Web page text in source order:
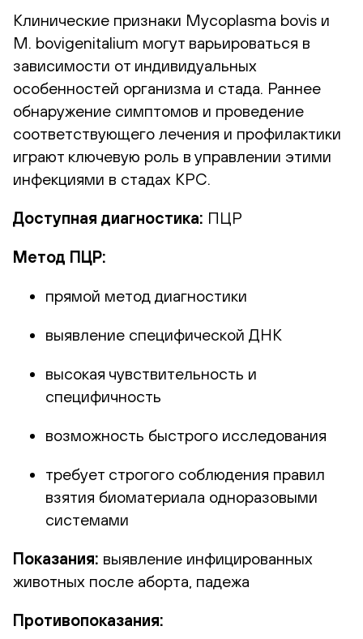
Клинические признаки Mycoplasma bovis и
M. bovigenitalium могут варьироваться в
зависимости от индивидуальных
особенностей организма и стада. Раннее
обнаружение симптомов и проведение
соответствующего лечения и профилактики
играют ключевую роль в управлении этими
инфекциями в стадах КРС.
Доступная диагностика: ПЦР
Метод ПЦР:
прямой метод диагностики
выявление специфической ДНК
высокая чувствительность и
специфичность
возможность быстрого исследования
требует строгого соблюдения правил
взятия биоматериала одноразовыми
системами
Показания: выявление инфицированных
животных после аборта, падежа
Противопоказания: